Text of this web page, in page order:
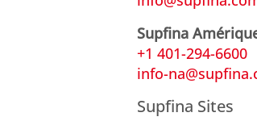
Supfina
+1 401-294-6600
info-
Supfina Sites